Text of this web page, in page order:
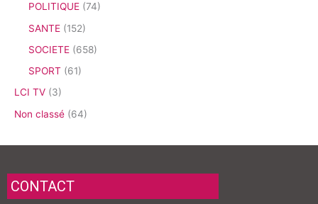
POLITIQUE (74)
SANTE (152)
SOCIETE (658)
SPORT (61)
LCI TV (3)
Non classé (64)
CONTACT